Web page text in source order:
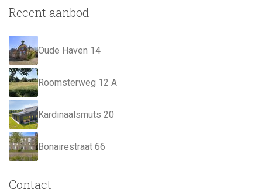
Recent aanbod
Oude Haven 14
Roomsterweg 12 A
Kardinaalsmuts 20
Bonairestraat 66
Contact